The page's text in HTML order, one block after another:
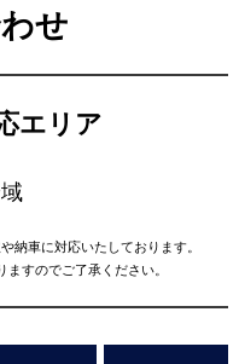
せ
エリア
納車に対応いたしております。
すのでご了承ください。